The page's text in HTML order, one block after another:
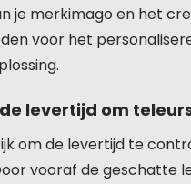
je merkimago en het
voor het
levertijd om
om de levertijd te
vooraf de geschatte